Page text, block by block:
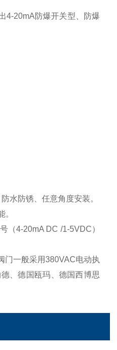
4-20mA防爆开关型、防爆
水防锈、任意角度安装。
（4-20mA DC /1-5VDC）
门一般采用380VAC电动执
、德国瓯玛、德国西博思